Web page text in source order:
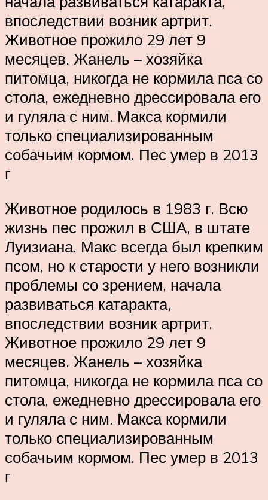
впоследствии возник артрит.
Животное прожило 29 лет 9
месяцев. Жанель – ­хозяйка
питомца, никогда не кормила пса со
стола, ежедневно дрессировала его
и гуляла с ним. Макса кормили
только специализированным
собачьим кормом. Пес умер в 2013
г
Животное родилось в 1983 г. Всю
жизнь пес прожил в США, в штате
Луизиана. Макс всегда был крепким
псом, но к старости у него возникли
проблемы со зрением, начала
развиваться катаракта,
впоследствии возник артрит.
Животное прожило 29 лет 9
месяцев. Жанель – ­хозяйка
питомца, никогда не кормила пса со
стола, ежедневно дрессировала его
и гуляла с ним. Макса кормили
только специализированным
собачьим кормом. Пес умер в 2013
г